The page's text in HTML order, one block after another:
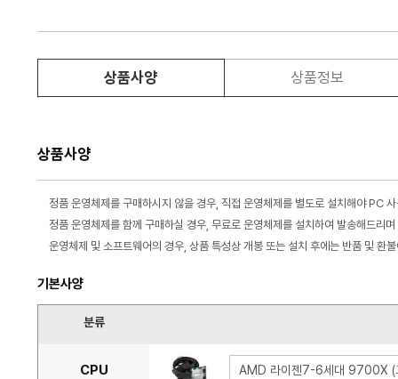
상품사양 상품정보
상품사양
정품 운영체제를 구매하시지 않을 경우, 직접 운영체제를 별도로 설치해야 PC
정품 운영체제를 함께 구매하실 경우, 무료로 운영체제를 설치하여 발송해드리
운영체제 및 소프트웨어의 경우, 상품 특성상 개봉 또는 설치 후에는 반품 및 환
기본사양
분류
CPU AMD 라이젠7-6세대 9700X (